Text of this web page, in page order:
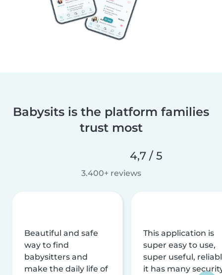
Babysits is the platform families
trust most
4,7 / 5
3.400+ reviews
Beautiful and safe
way to find
babysitters and
make the daily life of
This application is
super easy to use,
super useful,
it has many